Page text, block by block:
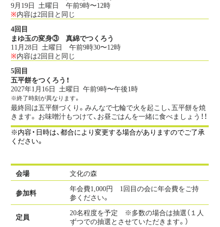
9月19日 土曜日午前9時〜12時
※内容は2回目と同じ
4回目
まゆ玉の変身③ 真綿でつくろう
11月28日 土曜日午前9時30〜12時
※内容は2回目と同じ
5回目
五平餅をつくろう！
2027年1月16日 土曜日午前9時〜午後1時
※終了時刻が異なります。
最終回は五平餅づくり。みんなで七輪で火を起こし、五平餅を焼
きます。 お味噌汁もつけて、お昼ごはんを一緒に食べましょう！！
※内容・日時は、都合により変更する場合がありますのでご了承
ください。
会場
文化の森
参加料
年会費1,000円 1回目の会に年会費をご持
参ください。
定員
20名程度を予定 ※多数の場合は抽選（１人
ずつでの抽選とさせていただきます。）